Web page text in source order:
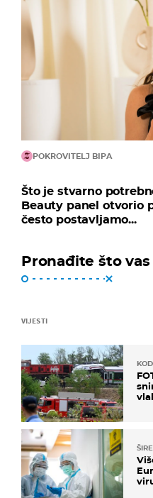
POKROVITELJ BIPA
Što je stvarno
Beauty panel otvorio
često postavljamo...
Pronađite što vas
VIJESTI